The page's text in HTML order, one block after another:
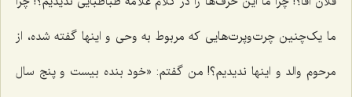
ما یک‌‌چنین چرت‌و‌پرت‌هایی که مربوط به وحی و اینها گفته شده، از
مرحوم والد و اینها ندیدیم؟! من گفتم: «خود بنده بیست و پنج سال